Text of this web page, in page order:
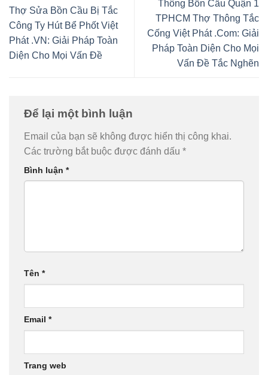
Thợ Sửa Bồn Cầu Bị Tắc
Công Ty Hút Bể Phốt Việt
Phát .VN: Giải Pháp Toàn
Diện Cho Mọi Vấn Đề
Thông Bồn Cầu Quận 1
TPHCM Thợ Thông Tắc
Cống Việt Phát .Com: Giải
Pháp Toàn Diện Cho Mọi
Vấn Đề Tắc Nghẽn
Để lại một bình luận
Email của bạn sẽ không được hiển thị công khai.
Các trường bắt buộc được đánh dấu *
Bình luận *
Tên *
Email *
Trang web